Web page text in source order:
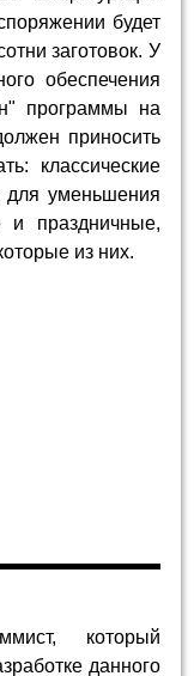
будет
заготовок. У
обеспечения
программы на
приносить
классические
уменьшения
и праздничные,
из них.
который
данного